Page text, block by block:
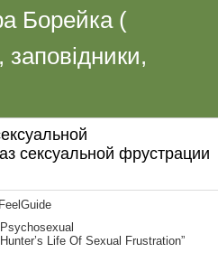
Борейка (
сексуальной фрустрации
Life Of Sexual Frustration”